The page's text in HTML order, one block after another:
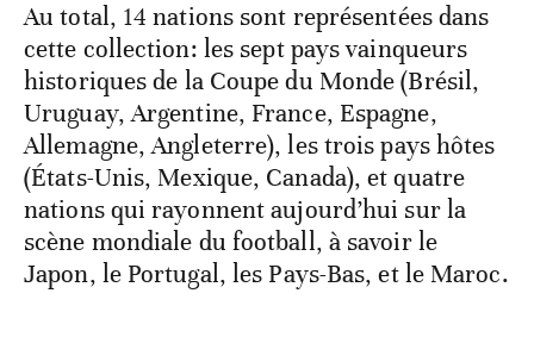
Au total, 14 nations sont représentées dans
cette collection: les sept pays vainqueurs
historiques de la Coupe du Monde (Brésil,
Uruguay, Argentine, France, Espagne,
Allemagne, Angleterre), les trois pays hôtes
(États-Unis, Mexique, Canada), et quatre
nations qui rayonnent aujourd’hui sur la
scène mondiale du football, à savoir le
Japon, le Portugal, les Pays-Bas, et le Maroc.